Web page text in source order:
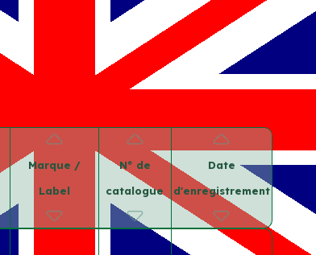
Marque /
Label
N° de
catalogue
Date
d'enregistrement